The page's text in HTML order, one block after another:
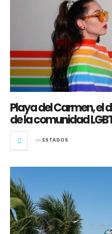
Playa del Carmen, el
de la comunidad
en ESTADOS